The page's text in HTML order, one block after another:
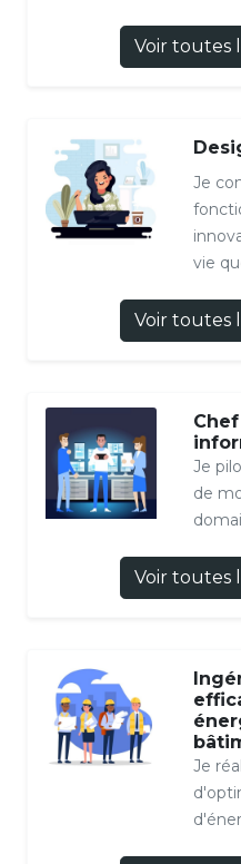
Voir toutes
Je
vie
Voir toutes
Je
de
Voir toutes
Je